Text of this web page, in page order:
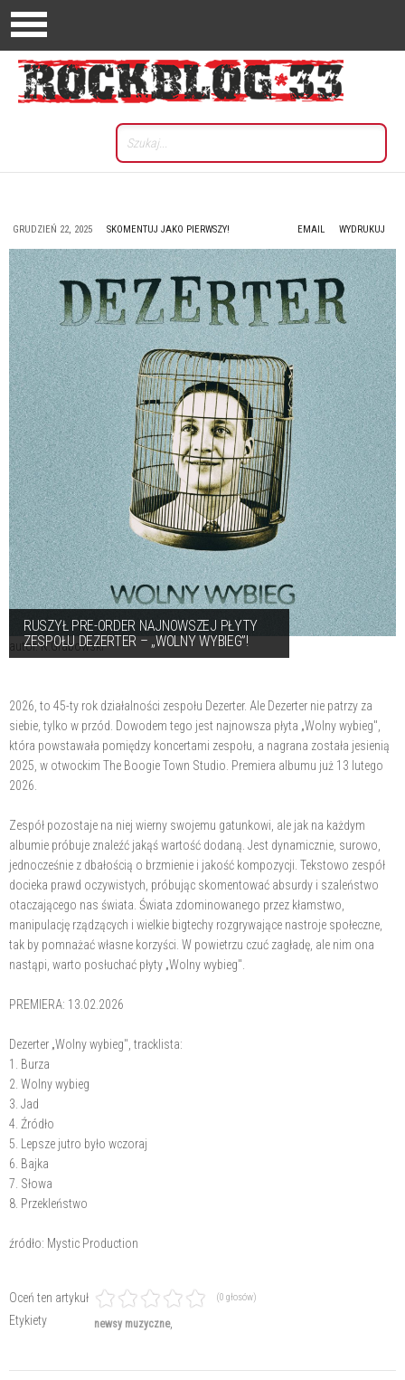
GRUDZIEŃ 22, 2025 WYDRUKUJ
EMAIL
SKOMENTUJ JAKO PIERWSZY!
RUSZYŁ PRE-ORDER NAJNOWSZEJ PŁYTY
ZESPOŁU DEZERTER – „WOLNY WYBIEG”!
autor. K.Grabowski
2026, to 45-ty rok działalności zespołu Dezerter. Ale Dezerter nie patrzy za
siebie, tylko w przód. Dowodem tego jest najnowsza płyta „Wolny wybieg",
która powstawała pomiędzy koncertami zespołu, a nagrana została jesienią
2025, w otwockim The Boogie Town Studio. Premiera albumu już 13 lutego
2026.
Zespół pozostaje na niej wierny swojemu gatunkowi, ale jak na każdym
albumie próbuje znaleźć jakąś wartość dodaną. Jest dynamicznie, surowo,
jednocześnie z dbałością o brzmienie i jakość kompozycji. Tekstowo zespół
docieka prawd oczywistych, próbując skomentować absurdy i szaleństwo
otaczającego nas świata. Świata zdominowanego przez kłamstwo,
manipulację rządzących i wielkie bigtechy rozgrywające nastroje społeczne,
tak by pomnażać własne korzyści. W powietrzu czuć zagładę, ale nim ona
nastąpi, warto posłuchać płyty „Wolny wybieg".
PREMIERA: 13.02.2026
Dezerter „Wolny wybieg", tracklista:
1. Burza
2. Wolny wybieg
3. Jad
4. Źródło
5. Lepsze jutro było wczoraj
6. Bajka
7. Słowa
8. Przekleństwo
źródło: Mystic Production
Oceń ten artykuł (0 głosów)
Etykiety newsy muzyczne